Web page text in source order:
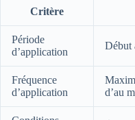
Critère
Période
d’application
Début
Fréquence
d’application
d’au